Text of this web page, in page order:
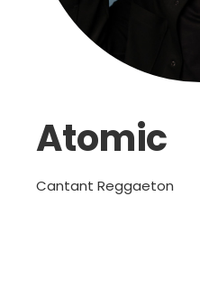
Atomic
Cantant Reggaeton